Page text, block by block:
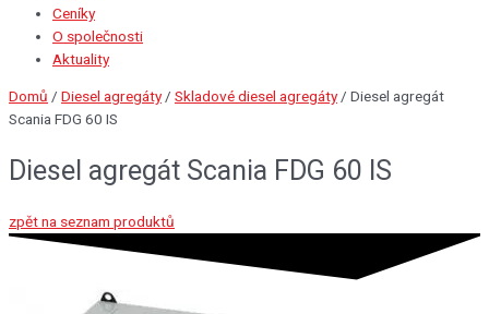
Ceníky
O společnosti
Aktuality
Domů / Diesel agregáty/ Skladové diesel agregáty/ Diesel agregát
Scania FDG 60 IS
Diesel agregát Scania FDG 60 IS
zpět na seznam produktů